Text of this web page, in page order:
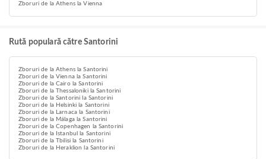
Zboruri de la Athens la Vienna
Rută populară către Santorini
Zboruri de la Athens la Santorini
Zboruri de la Vienna la Santorini
Zboruri de la Cairo la Santorini
Zboruri de la Thessaloniki la Santorini
Zboruri de la Santorini la Santorini
Zboruri de la Helsinki la Santorini
Zboruri de la Larnaca la Santorini
Zboruri de la Málaga la Santorini
Zboruri de la Copenhagen la Santorini
Zboruri de la Istanbul la Santorini
Zboruri de la Tbilisi la Santorini
Zboruri de la Heraklion la Santorini